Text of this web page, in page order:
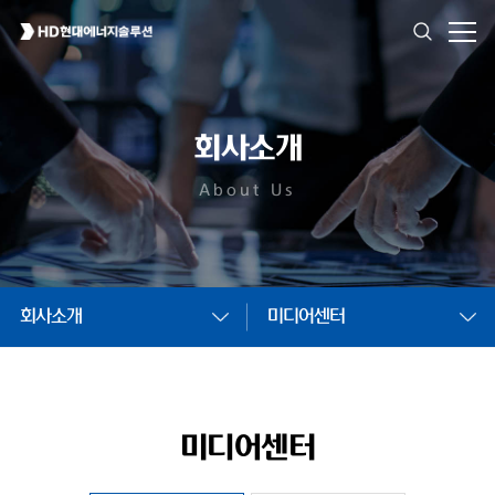
회사소개
About Us
회사소개 미디어센터
미디어센터